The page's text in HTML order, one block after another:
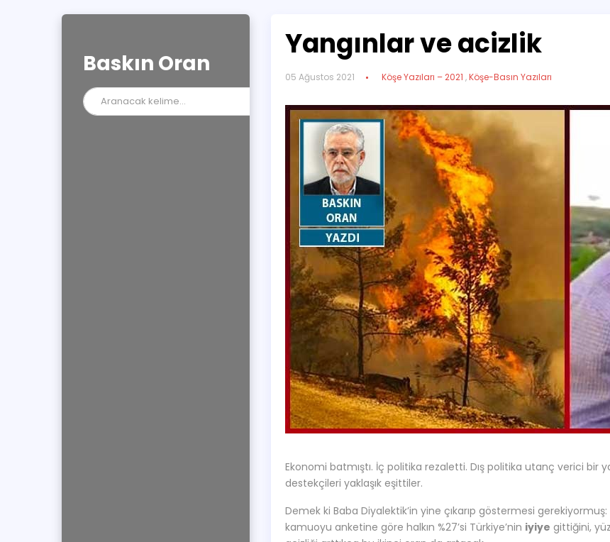
Baskın Oran
Yangınlar ve acizlik
05 Ağustos 2021 Köşe Yazıları – 2021 ,Köşe-Basın Yazıları
Ekonomi batmıştı. İç politika rezaletti. Dış politika utanç verici bir
destekçileri yaklaşık eşittiler.
Demek ki Baba Diyalektik’in yine çıkarıp göstermesi
kamuoyu anketine göre halkın %27’si Türkiye’nin iyiye gittiğini,